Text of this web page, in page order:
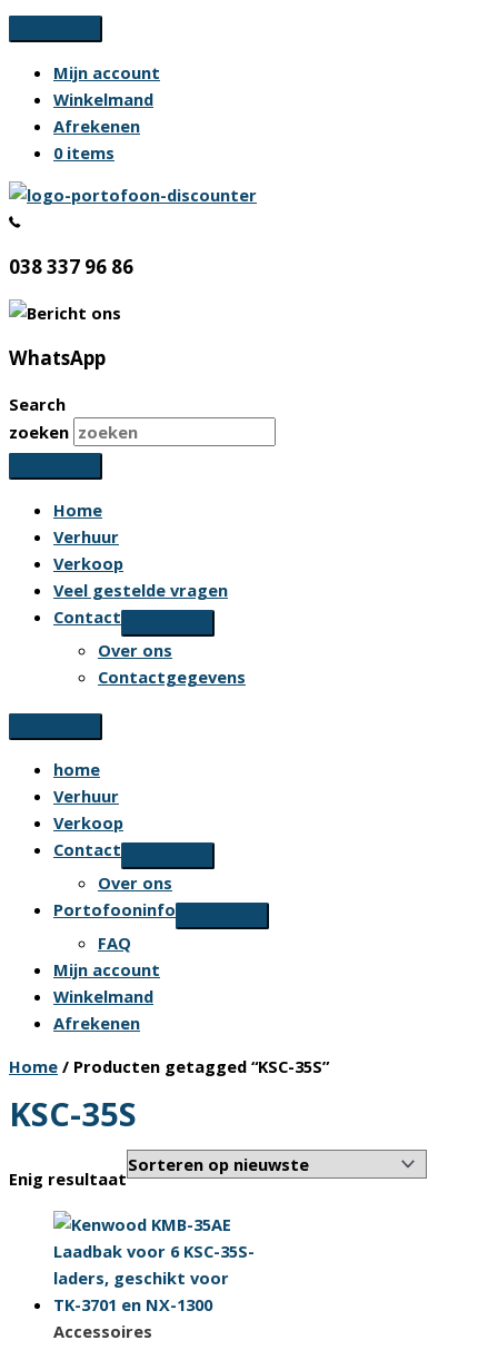
Ga
naar
inhoud
Mijn account
Winkelmand
Afrekenen
0 items
038 337 96 86
WhatsApp
Search
zoeken
Home
Verhuur
Verkoop
Veel gestelde vragen
Contact
Over ons
Contactgegevens
home
Verhuur
Verkoop
Contact
Over ons
Portofooninfo
FAQ
Mijn account
Winkelmand
Afrekenen
Home / Producten getagged “KSC-35S”
KSC-35S
Enig resultaat
Accessoires